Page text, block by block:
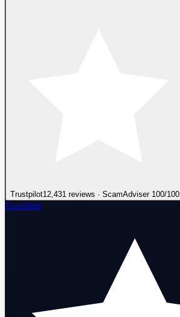
Trustpilot12,431 reviews · ScamAdviser 100/100
Excellent